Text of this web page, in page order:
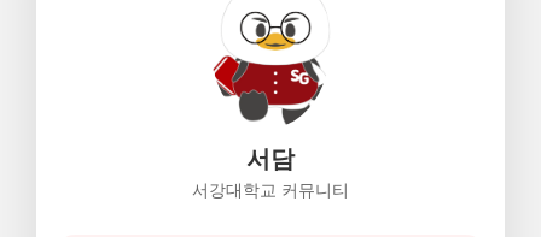
서담
서강대학교 커뮤니티